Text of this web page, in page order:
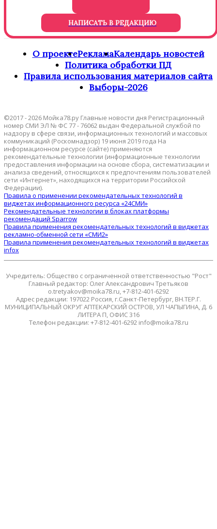
НАПИСАТЬ В РЕДАКЦИЮ
О проектеРекламаКалендарь новостей
Политика обработки ПД
Правила использования материалов сайта
Выборы-2026
©2017 - 2026 Мойка78.ру Главные новости дня Регистрационный
номер СМИ ЭЛ № ФС 77 - 76062 выдан Федеральной службой по
надзору в сфере связи, информационных технологий и массовых
коммуникаций (Роскомнадзор) 19 июня 2019 года На
информационном ресурсе (сайте) применяются
рекомендательные технологии (информационные технологии
предоставления информации на основе сбора, систематизации и
анализа сведений, относящихся к предпочтениям пользователей
сети «Интернет», находящихся на территории Российской
Федерации).
Правила о применении рекомендательных технологий в
виджетах информационного ресурса «24СМИ»
Рекомендательные технологии в блоках платформы
рекомендаций Sparrow
Правила применения рекомендательных технологий в виджетах
рекламно-обменной сети «СМИ2»
Правила применения рекомендательных технологий в виджетах
infox
Учредитель: Общество с ограниченной ответственностью "Рост"
Главный редактор: Олег Александрович Третьяков
o.tretyakov@moika78.ru, +7-812-401-6292
Адрес редакции: 197022 Россия, г.Санкт-Петербург, ВН.ТЕР.Г.
МУНИЦИПАЛЬНЫЙ ОКРУГ АПТЕКАРСКИЙ ОСТРОВ, УЛ ЧАПЫГИНА, Д. 6
ЛИТЕРА П, ОФИС 316
Телефон редакции: +7-812-401-6292 info@moika78.ru